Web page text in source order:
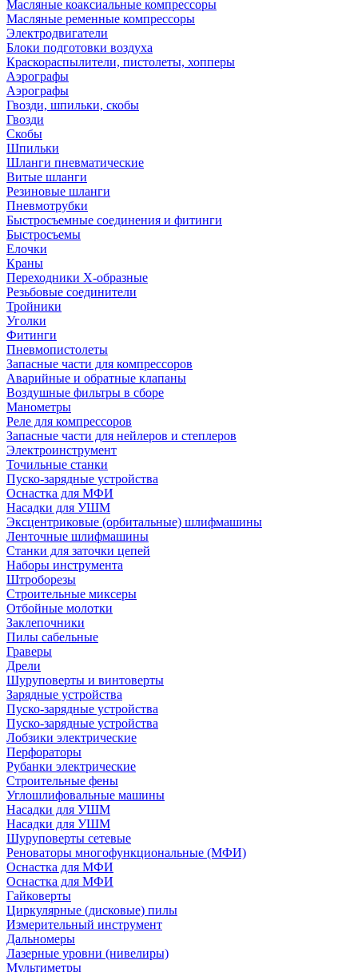
Масляные коаксиальные компрессоры
Масляные ременные компрессоры
Электродвигатели
Блоки подготовки воздуха
Краскораспылители, пистолеты, хопперы
Аэрографы
Аэрографы
Гвозди, шпильки, скобы
Гвозди
Скобы
Шпильки
Шланги пневматические
Витые шланги
Резиновые шланги
Пневмотрубки
Быстросъемные соединения и фитинги
Быстросъемы
Елочки
Краны
Переходники Х-образные
Резьбовые соединители
Тройники
Уголки
Фитинги
Пневмопистолеты
Запасные части для компрессоров
Аварийные и обратные клапаны
Воздушные фильтры в сборе
Манометры
Реле для компрессоров
Запасные части для нейлеров и степлеров
Электроинструмент
Точильные станки
Пуско-зарядные устройства
Оснастка для МФИ
Насадки для УШМ
Эксцентриковые (орбитальные) шлифмашины
Ленточные шлифмашины
Станки для заточки цепей
Наборы инструмента
Штроборезы
Строительные миксеры
Отбойные молотки
Заклепочники
Пилы сабельные
Граверы
Дрели
Шуруповерты и винтоверты
Зарядные устройства
Пуско-зарядные устройства
Пуско-зарядные устройства
Лобзики электрические
Перфораторы
Рубанки электрические
Строительные фены
Углошлифовальные машины
Насадки для УШМ
Насадки для УШМ
Шуруповерты сетевые
Реноваторы многофункциональные (МФИ)
Оснастка для МФИ
Оснастка для МФИ
Гайковерты
Циркулярные (дисковые) пилы
Измерительный инструмент
Дальномеры
Лазерные уровни (нивелиры)
Мультиметры